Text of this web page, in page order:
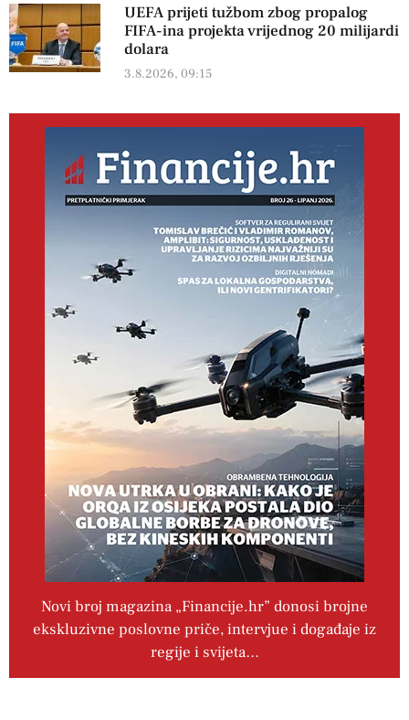
UEFA prijeti tužbom zbog propalog
FIFA-ina projekta vrijednog 20 milijardi
dolara
3.8.2026, 09:15
Novi broj magazina „Financije.hr” donosi brojne
ekskluzivne poslovne priče, intervjue i događaje iz
regije i svijeta…